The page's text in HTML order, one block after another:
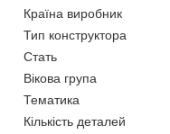
Країна виробник
Тип конструктора
Стать
Вікова група
Тематика
Кількість деталей